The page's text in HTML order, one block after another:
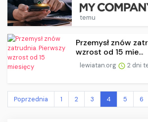
temu
Przemysł znów
wzrost od 15 mie...
lewiatan.org 2 dni
Poprzednia 1 2 3 4 5 6